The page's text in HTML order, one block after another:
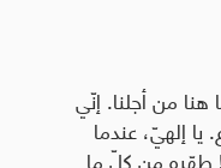
من أجلنا. إنّي
إلهيّ، عندما
طهّره من كلّ ما